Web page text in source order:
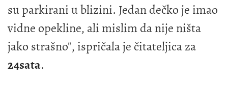
su parkirani u blizini. Jedan dečko je imao
vidne opekline, ali mislim da nije ništa
jako strašno", ispričala je čitateljica za
24sata.